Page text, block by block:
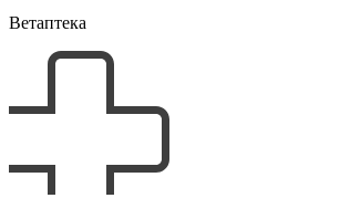
Ветаптека